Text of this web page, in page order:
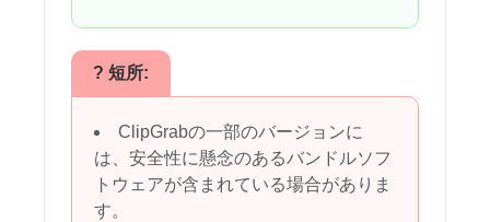
? 短所:
ClipGrabの一部のバージョンに
は、安全性に懸念のあるバンドルソフ
トウェアが含まれている場合がありま
す。